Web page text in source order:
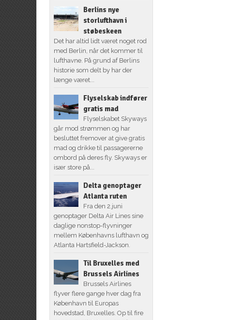
Berlins nye
storlufthavn i
støbeskeen
Det har altid lidt været noget rod
med Berlin, når det kommer til
lufthavne. På grund af Berlins
historie som delt by har der
længe været...
Flyselskab indfører
gratis mad
Flyselskabet Skyways
går mod strømmen og har
besluttet fremover at give gratis
mad og drikke til passagererne
ombord på deres fly. Skyways er
især store på...
Delta genoptager
Atlanta ruten
Fra den 2.juni
genoptager Delta Air Lines sine
daglige nonstop-flyvninger
mellem Københavns lufthavn og
Atlanta Hartsfield-Jackson.
Til Bruxelles med
Brussels Airlines
Brussels Airlines
flyver flere gange hver dag fra
København til Europas
hovedstad, Bruxelles. Op til fire